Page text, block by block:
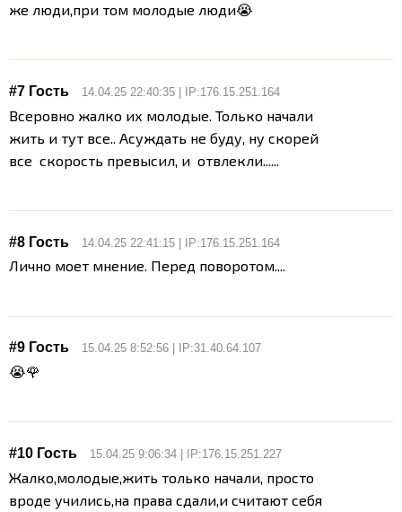
же люди,при том молодые люди😭
#7 Гость 14.04.25 22:40:35 | IP:176.15.251.164
Всеровно жалко их молодые. Только начали
жить и тут все.. Асуждать не буду, ну скорей
все скорость превысил, и отвлекли......
#8 Гость 14.04.25 22:41:15 | IP:176.15.251.164
Лично моет мнение. Перед поворотом....
#9 Гость 15.04.25 8:52:56 | IP:31.40.64.107
😭🌹
#10 Гость 15.04.25 9:06:34 | IP:176.15.251.227
Жалко,молодые,жить только начали, просто
вроде учились,на права сдали,и считают себя